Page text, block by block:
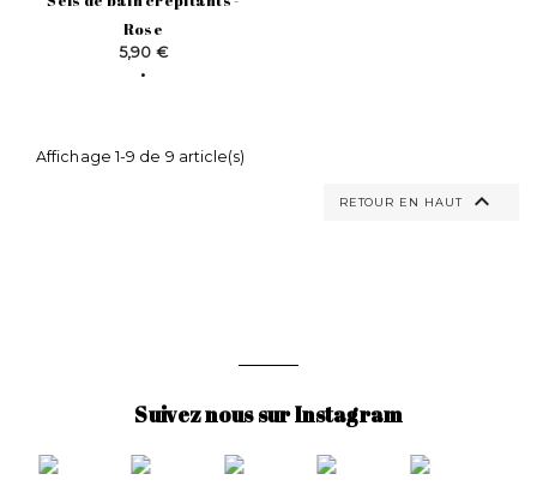
Rose
Prix
5,90 €
Affichage 1-9 de 9 article(s)
RETOUR EN HAUT 
Suivez nous sur Instagram